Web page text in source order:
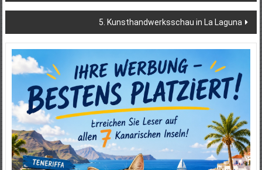
5. Kunsthandwerksschau in La Laguna